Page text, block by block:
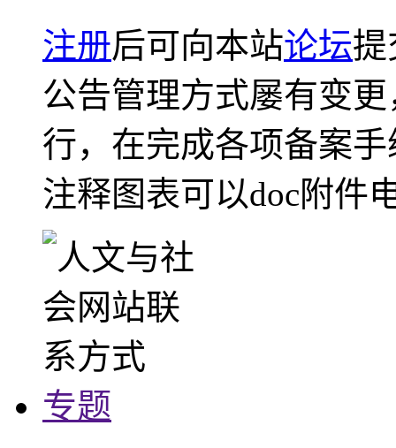
注册后可向本站论坛提
公告管理方式屡有变
行，在完成各项备案
注释图表可以doc附件
专题